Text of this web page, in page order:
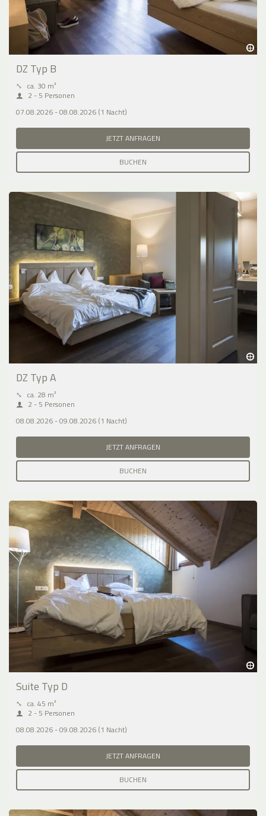
DZ Typ B
⤡ ca. 30 m²
2 - 5 Personen
07.08.2026 - 08.08.2026 (1 Nacht)
JETZT ANFRAGEN
BUCHEN
DZ Typ A
⤡ ca. 28 m²
2 - 5 Personen
08.08.2026 - 09.08.2026 (1 Nacht)
JETZT ANFRAGEN
BUCHEN
Suite Typ D
⤡ ca. 45 m²
2 - 5 Personen
08.08.2026 - 09.08.2026 (1 Nacht)
JETZT ANFRAGEN
BUCHEN